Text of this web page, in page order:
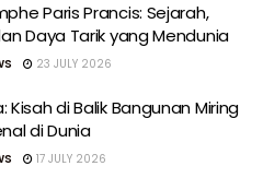
Paris Prancis: Sejarah,
Daya Tarik yang Mendunia
23 JULY 2026
Kisah di Balik Bangunan Miring
di Dunia
17 JULY 2026